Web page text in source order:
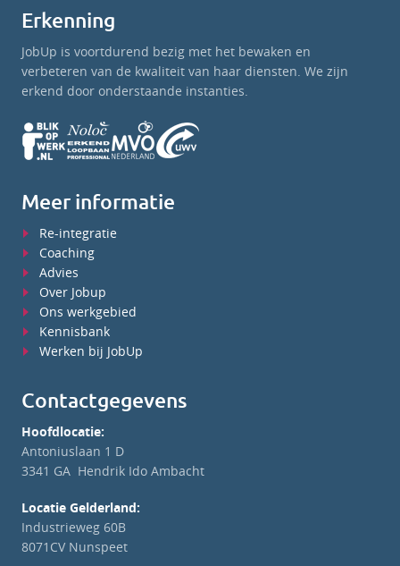
Erkenning
JobUp is voortdurend bezig met het bewaken en
verbeteren van de kwaliteit van haar diensten. We zijn
erkend door onderstaande instanties.
Meer informatie
Re-integratie
Coaching
Advies
Over Jobup
Ons werkgebied
Kennisbank
Werken bij JobUp
Contactgegevens
Hoofdlocatie:
Antoniuslaan 1 D
3341 GA Hendrik Ido Ambacht
Locatie Gelderland:
Industrieweg 60B
8071CV Nunspeet